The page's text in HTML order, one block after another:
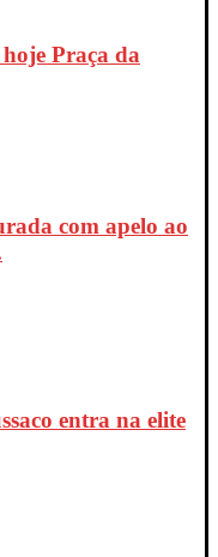
Praça da
com apelo ao
entra na elite